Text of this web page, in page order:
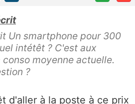
Un smartphone pour 300
intétêt ? C'est aux
moyenne actuelle.
?
d'aller à la poste à ce prix